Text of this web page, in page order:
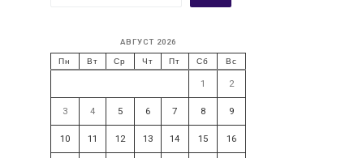
АВГУСТ 2026
Пн Вт Ср Чт Пт Сб Вс
1 2
3 4 5 6 7 8 9
10 11 12 13 14 15 16